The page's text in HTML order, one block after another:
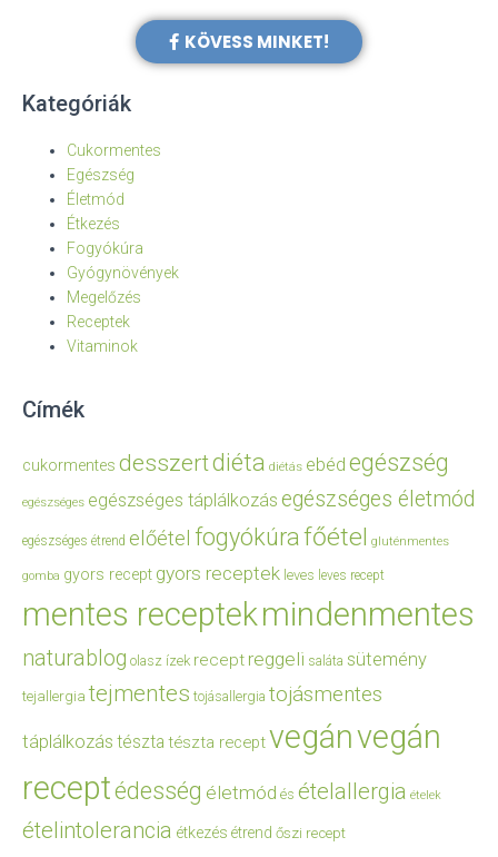
KÖVESS MINKET!
Kategóriák
Cukormentes
Egészség
Életmód
Étkezés
Fogyókúra
Gyógynövények
Megelőzés
Receptek
Vitaminok
Címék
cukormentes desszertdiéta diétás ebéd egészség
egészséges egészséges táplálkozás egészséges életmód
egészséges étrend előétel fogyókúrafőétel gluténmentes
gomba gyors recept gyors receptek leves leves recept
mentes receptekmindenmentes
naturablog olasz ízek recept reggeli saláta sütemény
tejallergia tejmentes tojásallergia tojásmentes
táplálkozás tészta tészta receptvegánvegán
receptédesség életmód és ételallergia ételek
ételintolerancia étkezés étrend őszi recept